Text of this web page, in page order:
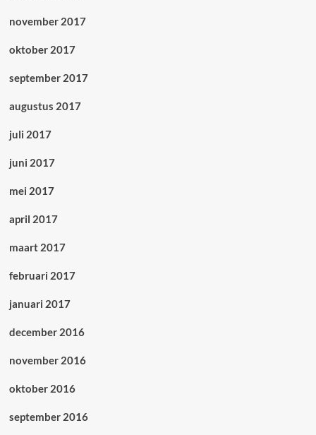
november 2017
oktober 2017
september 2017
augustus 2017
juli 2017
juni 2017
mei 2017
april 2017
maart 2017
februari 2017
januari 2017
december 2016
november 2016
oktober 2016
september 2016